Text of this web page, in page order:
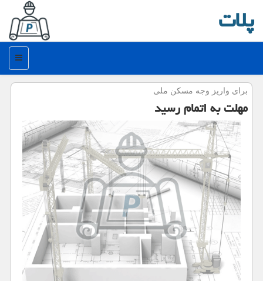
پلات
منو
برای واریز وجه مسكن ملی
مهلت به اتمام رسید